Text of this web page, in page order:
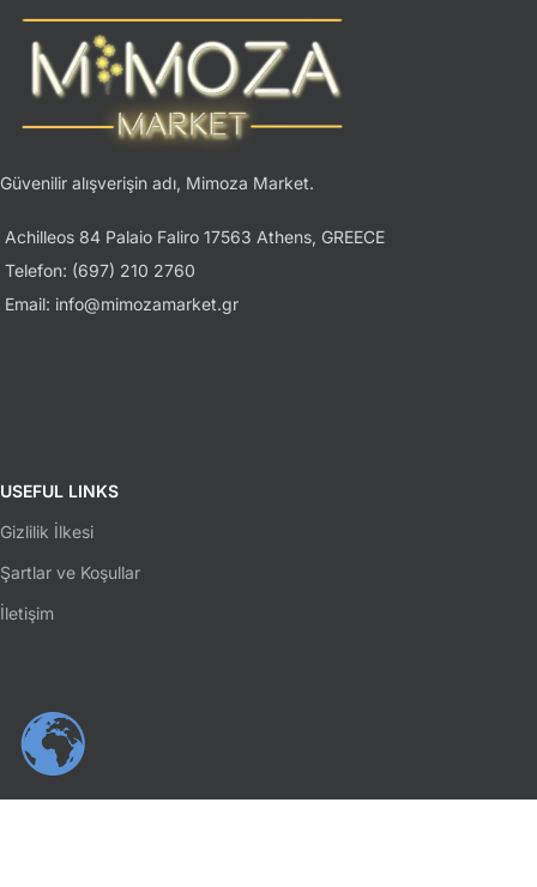
Güvenilir alışverişin adı, Mimoza Market.
Achilleos 84 Palaio Faliro 17563 Athens, GREECE
Telefon: (697) 210 2760
Email: info@mimozamarket.gr
USEFUL LINKS
Gizlilik İlkesi
Şartlar ve Koşullar
İletişim